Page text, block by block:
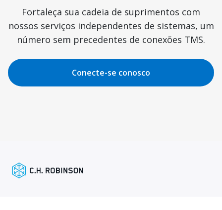
Fortaleça sua cadeia de suprimentos com
nossos serviços independentes de sistemas, um
número sem precedentes de conexões TMS.
Conecte-se conosco